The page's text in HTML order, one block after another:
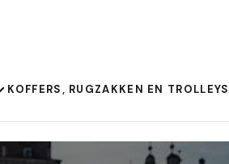
KOFFERS, RUGZAKKEN EN TROLLEYS